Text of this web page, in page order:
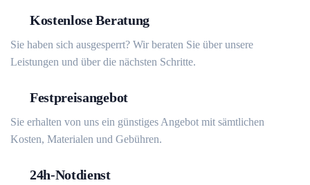
Kostenlose Beratung
Sie haben sich ausgesperrt? Wir beraten Sie über unsere
Leistungen und über die nächsten Schritte.
Festpreisangebot
Sie erhalten von uns ein günstiges Angebot mit sämtlichen
Kosten, Materialen und Gebühren.
24h-Notdienst